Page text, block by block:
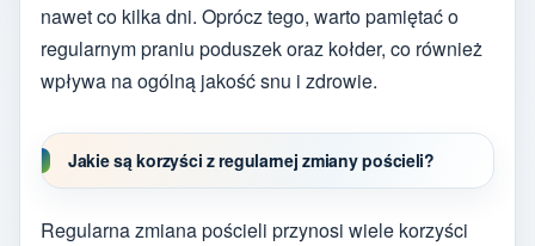
nawet co kilka dni. Oprócz tego, warto pamiętać o
regularnym praniu poduszek oraz kołder, co również
wpływa na ogólną jakość snu i zdrowie.
Jakie są korzyści z regularnej zmiany pościeli?
Regularna zmiana pościeli przynosi wiele korzyści